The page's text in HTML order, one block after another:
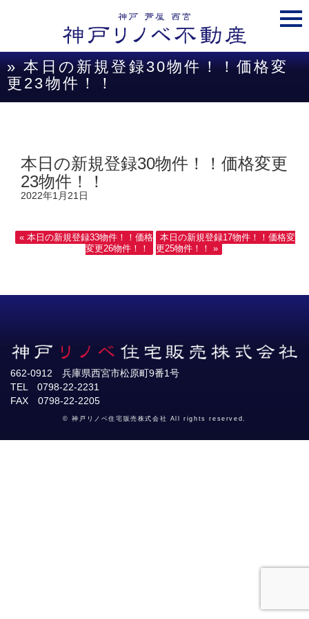
» 本日の新規登録30物件！！価格変
更23物件！！
本日の新規登録30物件！！価格変更
23物件！！
2022年1月21日
« 本日の新規登録33物件！！価格
変更26物件！！
本日の新規登録17物件！！価格変
更25物件！！ »
662-0912 兵庫県西宮市松原町9番1号
TEL 0798-22-2231
FAX 0798-22-2205
© 神戸リノベ住宅販売株式会社 All rights reserved.